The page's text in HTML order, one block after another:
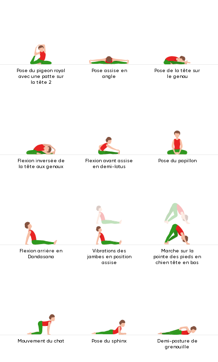
Pose du pigeon royal
avec une patte sur
la tête 2
Pose assise en
angle
Pose de la tête sur
le genou
Flexion inversée de
la tête aux genoux
Flexion avant assise
en demi-lotus
Pose du papillon
Flexion arrière en
Dandasana
Vibrations des
jambes en position
assise
Marche sur la
pointe des pieds en
chien tête en bas
Mouvement du chat Pose du sphinx
Demi-posture de
grenouille